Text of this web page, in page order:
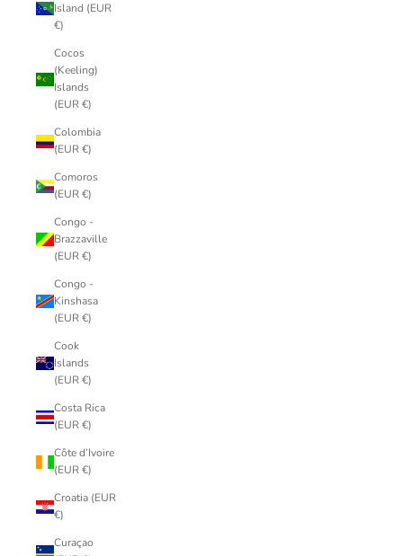
Island (EUR
€)
Cocos
(Keeling)
Islands
(EUR €)
Colombia
(EUR €)
Comoros
(EUR €)
Congo -
Brazzaville
(EUR €)
Congo -
Kinshasa
(EUR €)
Cook
Islands
(EUR €)
Costa Rica
(EUR €)
Côte d’Ivoire
(EUR €)
Croatia (EUR
€)
Curaçao